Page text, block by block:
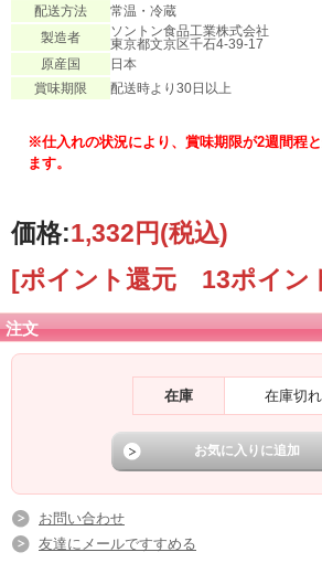
配送方法
常温・冷蔵
製造者
ソントン食品工業株式会社
東京都文京区千石4-39-17
原産国
日本
賞味期限
配送時より30日以上
※仕入れの状況により、賞味期限が2週間程
ます。
価格:1,332円(税込)
[ポイント還元 13ポイン
注文
在庫 在庫切れ
お問い合わせ
友達にメールですすめる